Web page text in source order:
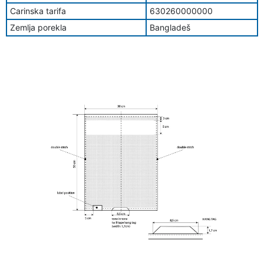
Carinska tarifa
630260000000
Zemlja porekla
Bangladeš